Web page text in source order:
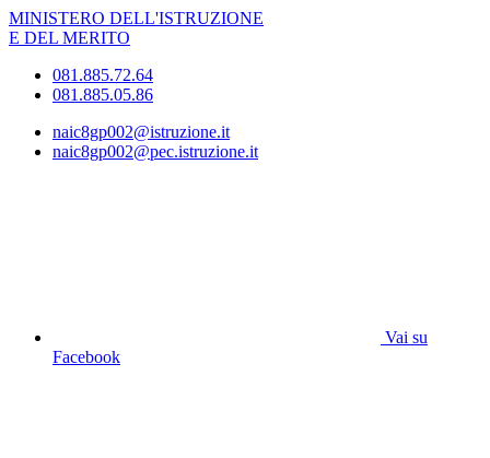
MINISTERO DELL'ISTRUZIONE
E DEL MERITO
081.885.72.64
081.885.05.86
naic8gp002@istruzione.it
naic8gp002@pec.istruzione.it
Vai su
Facebook